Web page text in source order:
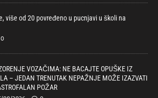
više od 20 povređeno u pucnjavi u školi na
0
VOZAČIMA: NE BACAJTE OPUŠKE IZ
– JEDAN TRENUTAK NEPAŽNJE MOŽE IZAZVATI
POŽAR